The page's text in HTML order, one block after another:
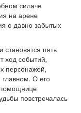
силаче
на арене
о давно забытых
становятся пять
ход событий,
персонажей,
О его
повстречалась